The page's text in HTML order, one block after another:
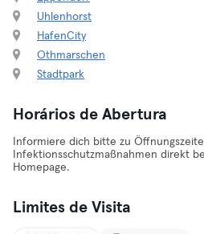
Uhlenhorst
HafenCity
Othmarschen
Stadtpark
Horários de Abertura
Informiere dich bitte zu
Infektionsschutzmaßnahmen direkt
Homepage.
Limites de Visita